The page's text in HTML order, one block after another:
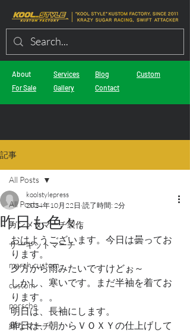
About
For Sale
Services
Gallery
Blog
Contact
Custom
記事
All Posts
ガンメタマーチ製作
サーキットマーチ
march custom
custom
porsche
緑なマーチ
All Posts
昨日も色々。
koolstylepress
2024年10月22日 読了時間: 2分
おはようございます。今日は曇ってお
ります。
夕方から雨みたいですけどぉ～
しかし、寒いです。まだ半袖を着てお
ります。。
明日は、長袖にします。
昨日は、朝からＶＯＸＹの仕上げして